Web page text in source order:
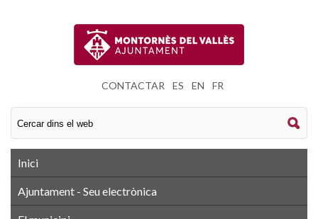
CONTACTAR ES EN FR
Inici
Ajuntament - Seu electrònica